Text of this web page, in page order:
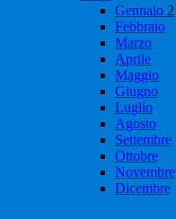
Gennaio 2
Febbraio
Marzo
Aprile
Maggio
Giugno
Luglio
Agosto
Settembre
Ottobre
Novembre
Dicembre